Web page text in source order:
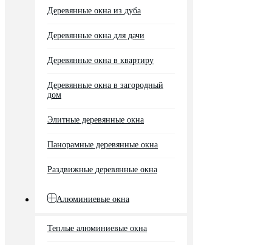
Деревянные окна из дуба
Деревянные окна для дачи
Деревянные окна в квартиру
Деревянные окна в загородный
дом
Элитные деревянные окна
Панорамные деревянные окна
Раздвижные деревянные окна
Алюминиевые окна
Теплые алюминиевые окна